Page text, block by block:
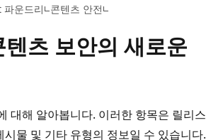
운드리 콘텐츠 안전
츠 보안의 새로운
대해 알아봅니다. 이러한 항목은 릴리스
시물 및 기타 유형의 정보일 수 있습니다.